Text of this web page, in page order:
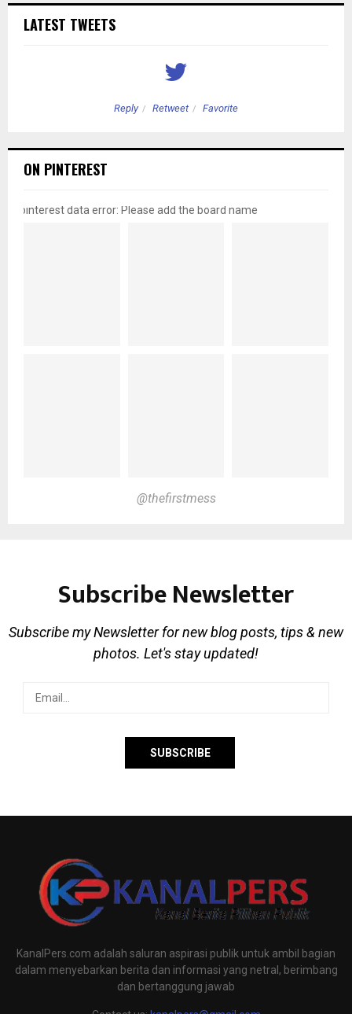
LATEST TWEETS
Reply Retweet Favorite
ON PINTEREST
pinterest data error: Please add the board name
@thefirstmess
Subscribe Newsletter
Subscribe my Newsletter for new blog posts, tips & new
photos. Let's stay updated!
KanalPers.com adalah saluran aspirasi publik untuk ambil bagian
dalam menyebarkan berita dan informasi yang netral, berimbang
dan bertanggung jawab